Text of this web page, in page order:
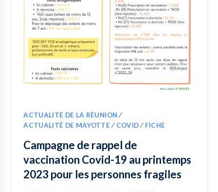
ACTUALITÉ DE LA RÉUNION ∕
ACTUALITÉ DE MAYOTTE ∕ COVID ∕ FICHE
Campagne de rappel de
vaccination Covid-19 au printemps
2023 pour les personnes fragiles